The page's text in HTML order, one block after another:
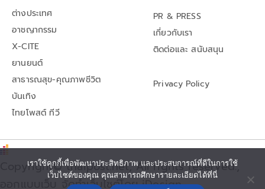
ต่างประเทศ
อาชญากรรม
X-CITE
ยานยนต์
สาธารณสุข-คุณภาพชีวิต
บันเทิง
ไทยโพสต์ ทีวี
PR & PRESS
เกี่ยวกับเรา
ติดต่อและ สนับสนุน
Privacy Policy
Copyright© thaipost.net, All rights reserved.,
ออกแบบเว็บ จัดทำเว็บไซต์โดย iDesign
เราใช้คุกกี้เพื่อพัฒนาประสิทธิภาพ และประสบการณ์ที่ดีในการใช้
เว็บไซต์ของคุณ คุณสามารถศึกษารายละเอียดได้ที่นี่